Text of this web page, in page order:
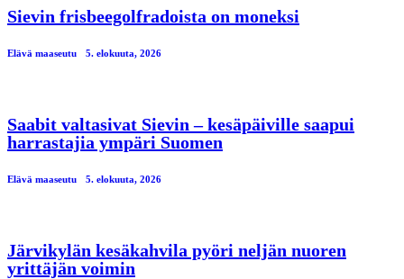
Sievin frisbeegolfradoista on moneksi
Elävä maaseutu 5. elokuuta, 2026
Saabit valtasivat Sievin – kesäpäiville saapui
harrastajia ympäri Suomen
Elävä maaseutu 5. elokuuta, 2026
Järvikylän kesäkahvila pyöri neljän nuoren
yrittäjän voimin